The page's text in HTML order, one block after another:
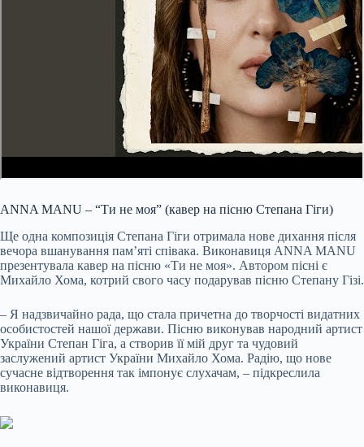
ANNA MANU – “Ти не моя” (кавер на пісню Степана Гіги)
Ще одна композиція Степана Гіги отримала нове дихання після
вечора вшанування пам’яті співака. Виконавиця ANNA MANU
презентувала кавер на пісню «Ти не моя». Автором пісні є
Михайло Хома, котрий свого часу подарував пісню Степану Гізі.
– Я надзвичайно рада, що стала причетна до творчості видатних
особистостей нашої держави. Пісню виконував народний артист
України Степан Гіга, а створив її мій друг та чудовий
заслужений артист України Михайло Хома. Радію, що нове
сучасне відтворення так імпонує слухачам, – підкреслила
виконавиця.